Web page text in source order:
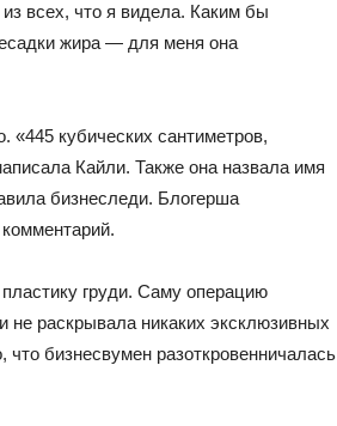
всех, что я видела. Каким бы
жира — для меня она
«445 кубических сантиметров,
Кайли. Также она назвала имя
бизнеследи. Блогерша
груди. Саму операцию
не раскрывала никаких эксклюзивных
бизнесвумен разоткровенничалась